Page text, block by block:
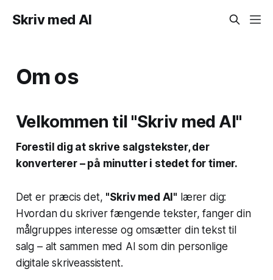
Skriv med AI
Om os
Velkommen til "Skriv med AI"
Forestil dig at skrive salgstekster, der
konverterer – på minutter i stedet for timer.
Det er præcis det, "Skriv med AI" lærer dig:
Hvordan du skriver fængende tekster, fanger din
målgruppes interesse og omsætter din tekst til
salg – alt sammen med AI som din personlige
digitale skriveassistent.